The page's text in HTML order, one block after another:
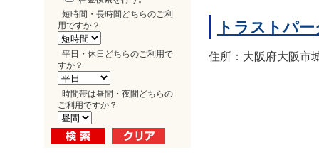
短時間・長時間どちらのご利
用ですか？
平日・休日どちらのご利用で
すか？
時間帯は昼間・夜間どちらの
ご利用ですか？
トラストパ
住所：大阪府大阪市